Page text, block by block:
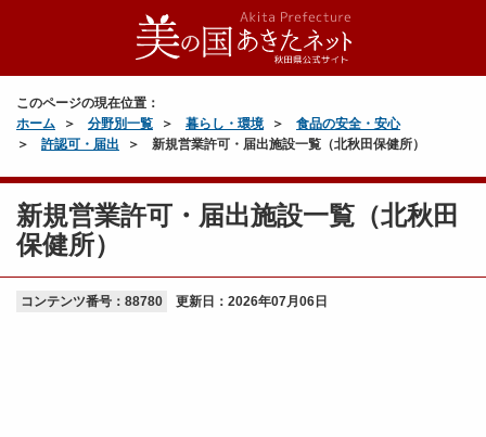
このページの現在位置：
ホーム
分野別一覧 暮らし・環境
食品の安全・安心
許認可・届出
新規営業許可・届出施設一覧（北秋田保健所）
新規営業許可・届出施設一覧（北秋田
保健所）
コンテンツ番号：88780 更新日： 2026年07月06日